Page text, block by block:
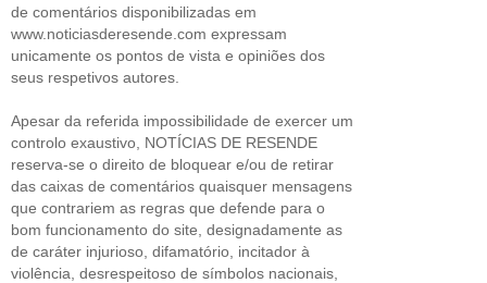
de comentários disponibilizadas em
www.noticiasderesende.com expressam
unicamente os pontos de vista e opiniões dos
seus respetivos autores.
Apesar da referida impossibilidade de exercer um
controlo exaustivo, NOTÍCIAS DE RESENDE
reserva-se o direito de bloquear e/ou de retirar
das caixas de comentários quaisquer mensagens
que contrariem as regras que defende para o
bom funcionamento do site, designadamente as
de caráter injurioso, difamatório, incitador à
violência, desrespeitoso de símbolos nacionais,